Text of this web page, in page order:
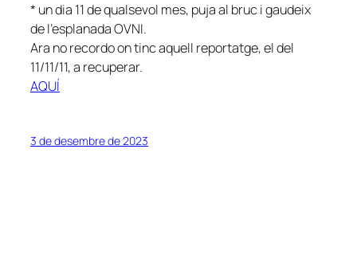
* un dia 11 de qualsevol mes, puja al bruc i gaudeix
de l’esplanada OVNI.
Ara no recordo on tinc aquell reportatge, el del
11/11/11, a recuperar.
AQUÍ
3 de desembre de 2023